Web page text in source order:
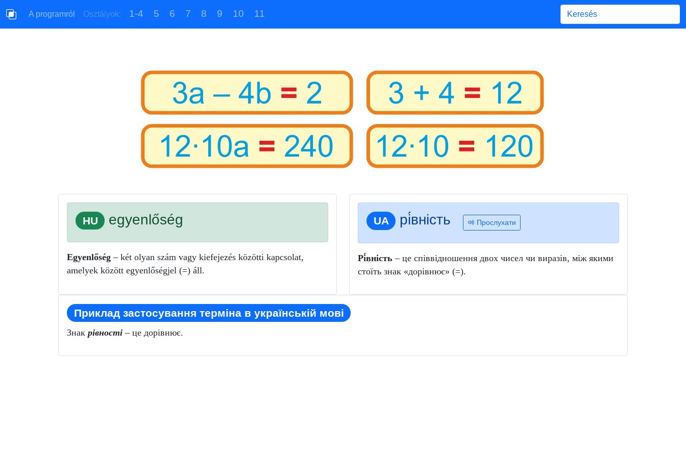
A programról Osztályok: 1-4 5 6 7 8 9 10 11
Begin typing for results.
HU egyenlőség
Egyenlőség – két olyan szám vagy kiefejezés közötti kapcsolat,
amelyek között egyenlőségjel (=) áll.
UA рі́вність Прослухати
Рі́вність – це співвідношення двох чисел чи виразів, між якими
стоїть знак «дорівнює» (=).
Приклад застосування терміна в українській мові
Знак рівності – це дорівнює.